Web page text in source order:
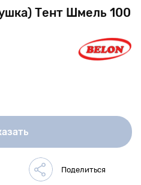
Тент Шмель 100